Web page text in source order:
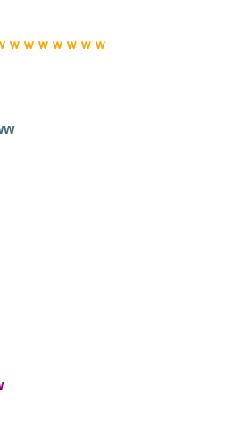
ｗｗｗｗｗｗｗ